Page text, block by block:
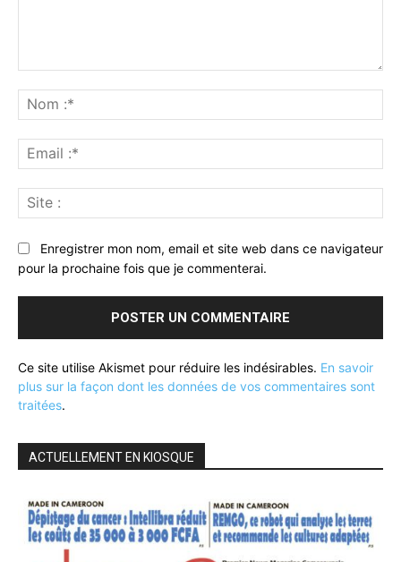
:*
:*
:
Enregistrer mon nom, email et site web dans ce navigateur
pour la prochaine fois que je commenterai.
Ce site utilise Akismet pour réduire les indésirables. En savoir
plus sur la façon dont les données de vos commentaires sont
traitées.
ACTUELLEMENT EN KIOSQUE